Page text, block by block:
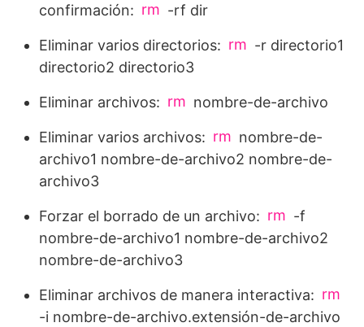
confirmación: rm -rf dir
Eliminar varios directorios: rm -r directorio1
directorio2 directorio3
Eliminar archivos: rm nombre-de-archivo
Eliminar varios archivos: rm nombre-de-
archivo1 nombre-de-archivo2 nombre-de-
archivo3
Forzar el borrado de un archivo: rm -f
nombre-de-archivo1 nombre-de-archivo2
nombre-de-archivo3
Eliminar archivos de manera interactiva: rm
-i nombre-de-archivo.extensión-de-archivo